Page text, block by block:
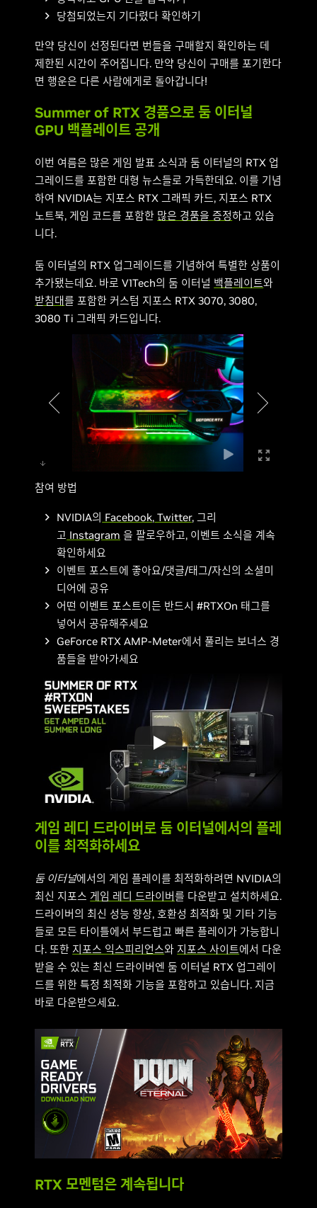
당첨되었는지 기다렸다 확인하기
만약 당신이 선정된다면 번들을 구매할지 확인하는 데
제한된 시간이 주어집니다. 만약 당신이 구매를 포기한다
면 행운은 다른 사람에게로 돌아갑니다!
Summer of RTX 경품으로 둠 이터널
GPU 백플레이트 공개
이번 여름은 많은 게임 발표 소식과 둠 이터널의 RTX 업
그레이드를 포함한 대형 뉴스들로 가득한데요. 이를 기념
하여 NVIDIA는 지포스 RTX 그래픽 카드, 지포스 RTX
노트북, 게임 코드를 포함한 많은 경품을 증정하고 있습
니다.
둠 이터널의 RTX 업그레이드를 기념하여 특별한 상품이
추가됐는데요. 바로 V1Tech의 둠 이터널 백플레이트와
받침대를 포함한 커스텀 지포스 RTX 3070, 3080,
3080 Ti 그래픽 카드입니다.
참여 방법
NVIDIA의 Facebook, Twitter, 그리
고 Instagram 을 팔로우하고, 이벤트 소식을 계속
확인하세요
이벤트 포스트에 좋아요/댓글/태그/자신의 소셜미
디어에 공유
어떤 이벤트 포스트이든 반드시 #RTXOn 태그를
넣어서 공유해주세요
GeForce RTX AMP-Meter에서 풀리는 보너스 경
품들을 받아가세요
게임 레디 드라이버로 둠 이터널에서의 플레
이를 최적화하세요
둠 이터널에서의 게임 플레이를 최적화하려면 NVIDIA의
최신 지포스 게임 레디 드라이버를 다운받고 설치하세요.
드라이버의 최신 성능 향상, 호환성 최적화 및 기타 기능
들로 모든 타이틀에서 부드럽고 빠른 플레이가 가능합니
다. 또한 지포스 익스피리언스와 지포스 사이트에서 다운
받을 수 있는 최신 드라이버엔 둠 이터널 RTX 업그레이
드를 위한 특정 최적화 기능을 포함하고 있습니다. 지금
바로 다운받으세요.
RTX 모멘텀은 계속됩니다